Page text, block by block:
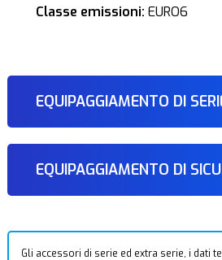
Classe emissioni: EURO6
EQUIPAGGIAMENTO DI
EQUIPAGGIAMENTO DI
Gli accessori di serie ed extra serie, i dati